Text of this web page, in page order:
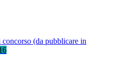
(da pubblicare in